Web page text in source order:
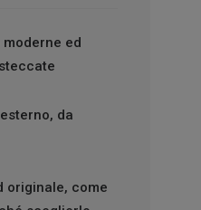
ed
da
originale, come